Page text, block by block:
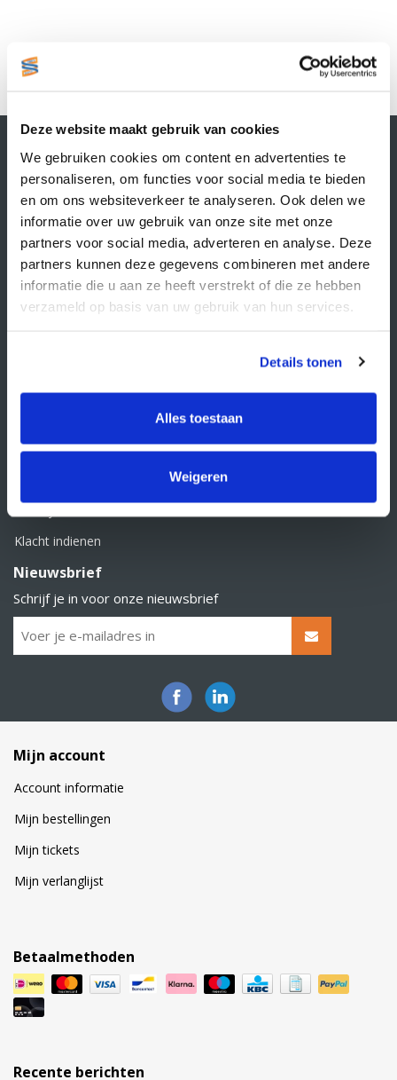
Deze website maakt gebruik van cookies
We gebruiken cookies om content en advertenties te
personaliseren, om functies voor social media te bieden
en om ons websiteverkeer te analyseren. Ook delen we
informatie over uw gebruik van onze site met onze
partners voor social media, adverteren en analyse. Deze
partners kunnen deze gegevens combineren met andere
informatie die u aan ze heeft verstrekt of die ze hebben
verzameld op basis van uw gebruik van hun services.
Details tonen
Alles toestaan
Weigeren
1
Contactgegevens
Supply Service B.V.
Nijverheidsstraat 25-K
3861 RJ Nijkerk
info@supplyservice.nl
+31 33 468 13 42
KvK nummer: 66384737
Retourbeleid
Klacht indienen
Nieuwsbrief
Schrijf je in voor onze nieuwsbrief
Mijn account
Account informatie
Mijn bestellingen
Mijn tickets
Mijn verlanglijst
Betaalmethoden
Recente berichten